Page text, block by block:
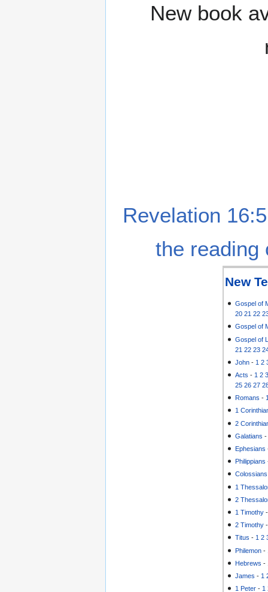
New book
Revelation
the reading
New
Gospel of
20 21 22
Gospel of
Gospel of
21 22 23
John - 1 2
Acts - 1 2
25 26 27
Romans -
1
2
Galatians
Ephesians
Philippians
Colossians
1
2
1 Timothy
2 Timothy
Titus - 1 2
Philemon -
Hebrews -
James - 1
1 Peter - 1